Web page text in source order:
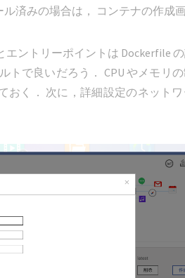
済みの場合は， コンテナの作成
ントリーポイントは Dockerfile
で良いだろう． CPU やメモリ
おく． 次に，詳細設定のネット